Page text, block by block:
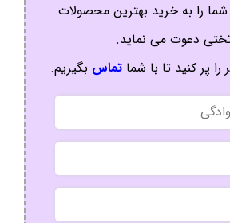
شما را به خرید بهترین محصولات
دعوت می نماید.
را پر کنید تا با شماتماس بگیریم.